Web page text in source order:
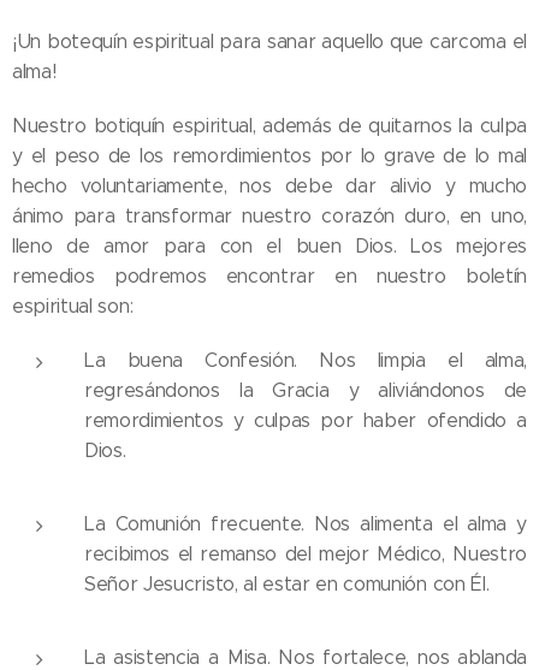
¡Un botequín espiritual para sanar aquello que carcoma el
alma!
Nuestro botiquín espiritual, además de quitarnos la culpa
y el peso de los remordimientos por lo grave de lo mal
hecho voluntariamente, nos debe dar alivio y mucho
ánimo para transformar nuestro corazón duro, en uno,
lleno de amor para con el buen Dios. Los mejores
remedios podremos encontrar en nuestro boletín
espiritual son:
La buena Confesión. Nos limpia el alma,
regresándonos la Gracia y aliviándonos de
remordimientos y culpas por haber ofendido a
Dios.
La Comunión frecuente. Nos alimenta el alma y
recibimos el remanso del mejor Médico, Nuestro
Señor Jesucristo, al estar en comunión con Él.
La asistencia a Misa. Nos fortalece, nos ablanda